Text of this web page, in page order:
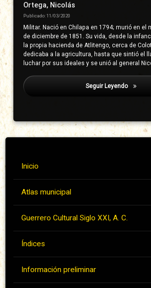
Ortega, Nicolás
Publicado: 11/03/2020
Militar. Nació en Chilapa en 1794; murió en el
de diciembre de 1851. Su vida, desde la
la propia hacienda de Atlitengo, cerca de
dedicaba a la agricultura, hasta que sintió el
luchar por sus ideales y se unió al general
Seguir Leyendo Bravo
Inicio
Atlas municipal
Guerrero Cultural Siglo XXI, A. C.
Índices
Información preliminar